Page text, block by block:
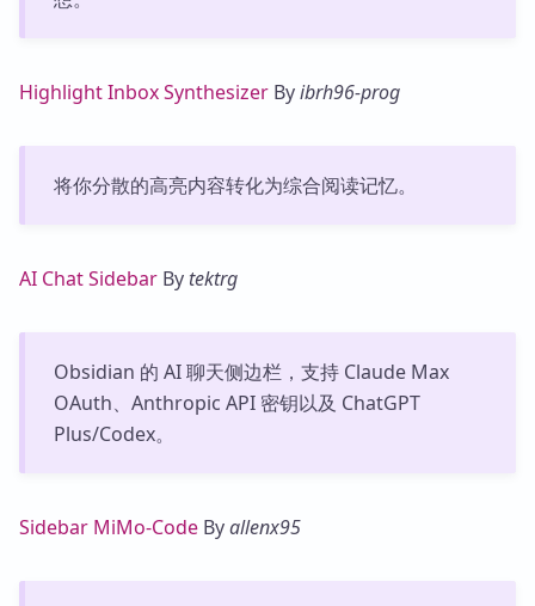
Highlight Inbox Synthesizer Byibrh96-prog
将你分散的高亮内容转化为综合阅读记忆。
AI Chat Sidebar By tektrg
Obsidian 的 AI 聊天侧边栏，支持 Claude Max
OAuth、Anthropic API 密钥以及 ChatGPT
Plus/Codex。
Sidebar MiMo-Code Byallenx95